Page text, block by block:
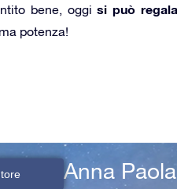
bene, oggisi può
potenza!
Anna